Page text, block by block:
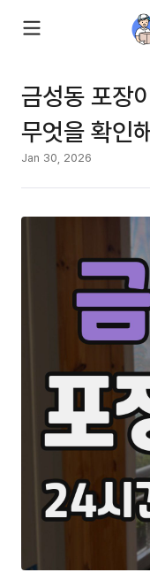
금성동 포장
무엇을 확인
Jan 30, 2026